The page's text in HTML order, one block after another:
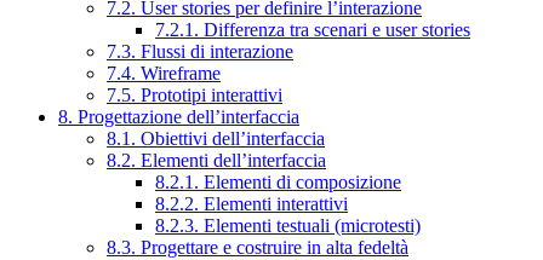
7.2. User stories per definire l’interazione
7.2.1. Differenza tra scenari e user stories
7.3. Flussi di interazione
7.4. Wireframe
7.5. Prototipi interattivi
8. Progettazione dell’interfaccia
8.1. Obiettivi dell’interfaccia
8.2. Elementi dell’interfaccia
8.2.1. Elementi di composizione
8.2.2. Elementi interattivi
8.2.3. Elementi testuali (microtesti)
8.3. Progettare e costruire in alta fedeltà